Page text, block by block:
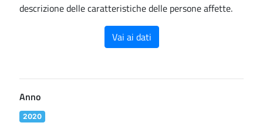
descrizione delle caratteristiche delle persone affette.
Vai ai dati
Anno
2020